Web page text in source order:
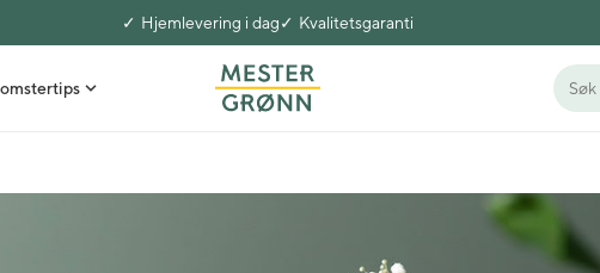
Hjemlevering i dag Kvalitetsgaranti
Søk